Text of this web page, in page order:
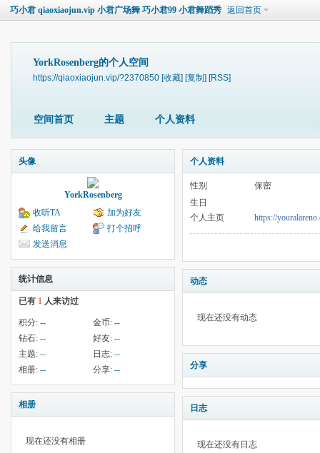
巧小君 qiaoxiaojun.vip 小君广场舞 巧小君99 小君舞蹈秀 返回首页
YorkRosenberg的个人空间
https://qiaoxiaojun.vip/?2370850 [收藏] [复制] [RSS]
空间首页 主题 个人资料
头像
YorkRosenberg
收听TA
加为好友
给我留言
打个招呼
发送消息
统计信息
已有 1 人来访过
积分: -- 金币: --
钻石: -- 好友: --
主题: -- 日志: --
相册: -- 分享: --
相册
现在还没有相册
个人资料
性别
保密
生日
个人主页
https://
动态
现在还没有动态
分享
日志
现在还没有日志